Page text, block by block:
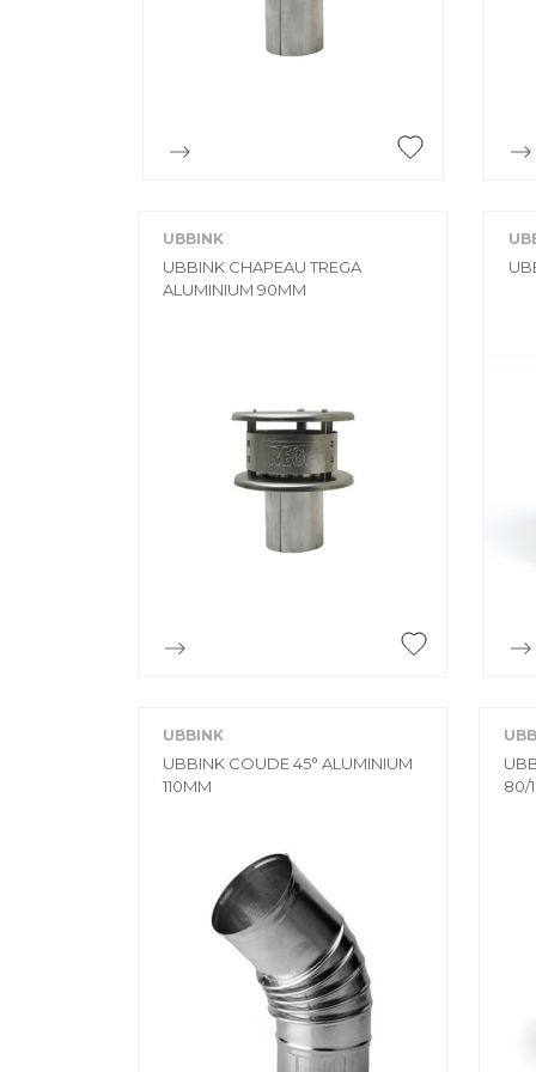
UBBINK
UBBINK CHAPEAU TREGA
ALUMINIUM 90MM
UBBINK
UBBINK COUDE 45° ALUMINIUM
110MM
80/